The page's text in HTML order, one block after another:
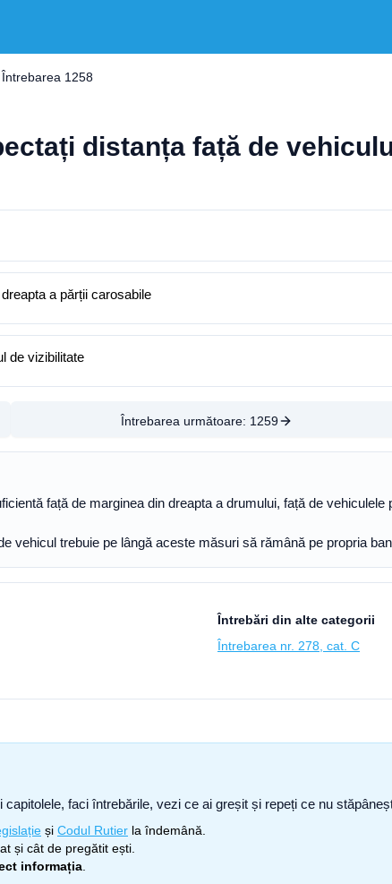
Întrebarea 1258
distanța față de
a părții carosabile
de vizibilitate
Întrebarea următoare: 1259
față de marginea din dreapta a drumului, față de
vehicul trebuie pe lângă aceste măsuri să rămână pe propria
Întrebări din alte categorii
Întrebarea nr. 278, cat. C
faci întrebările, vezi ce ai greșit și repeți ce nu
și Codul Rutier la îndemână.
și cât de pregătit ești.
informația